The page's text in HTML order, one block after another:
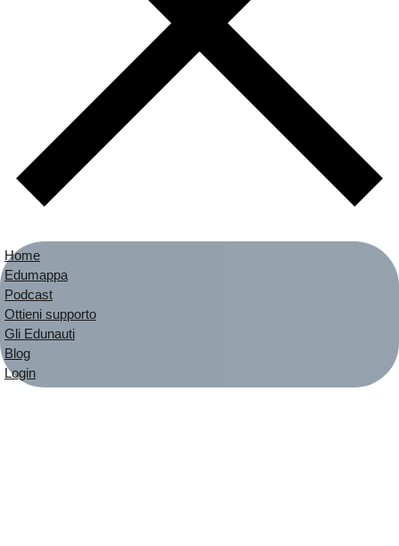
Home
Edumappa
Podcast
Ottieni supporto
Gli Edunauti
Blog
Login